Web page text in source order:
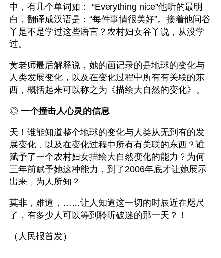
中，有几个单词如： “Everything nice”他听的最明
白，翻译成汉语是：“每件事情很美好”。接着他问谷
丫是不是学过这些语言？农村妇女谷丫说，从没学
过。
黄老师最后解释说，她的画记录的是地球的变化与
人类发展变化，以及在变化过程中所有有关联的东
西，概括起来可以称之为《描绘大自然的变化》。
◎ 一个撞击人心灵的信息
天！谁能知道整个地球的变化与人类从无到有的发
展变化，以及在变化过程中所有有关联的东西？谁
赋予了一个农村妇女描绘大自然变化的能力？为何
三年前赋予她这种能力，到了2006年底才让她展示
出来，为人所知？
莫非，难道，……让人知道这一切的时辰近在咫尺
了，有多少人可以等到聆听破迷的那一天？！